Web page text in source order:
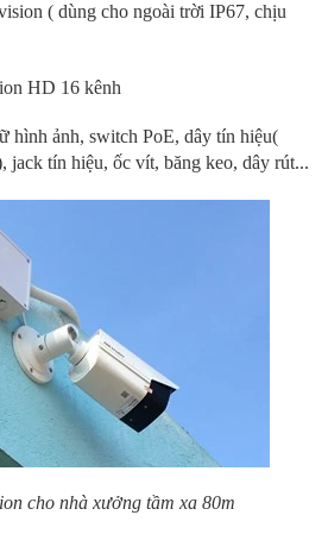
( dùng cho ngoài trời IP67, chịu
HD 16 kênh
hình ảnh, switch PoE, dây tín hiệu(
jack tín hiệu, ốc vít, băng keo, dây rút...
cho nhà xưởng tầm xa 80m